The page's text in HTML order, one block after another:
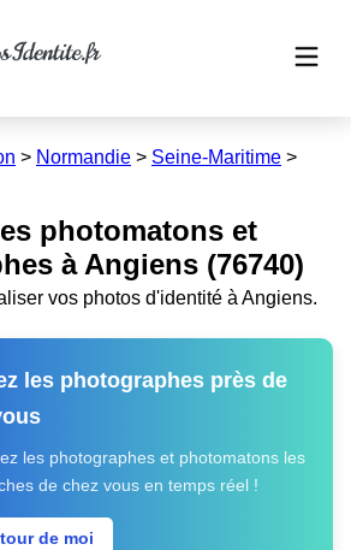
> Normandie > Seine-Maritime >
photomatons et
à Angiens (76740)
vos photos d'identité à Angiens.
les photographes près de
les photographes et photomatons les
de chez vous en temps réel !
de moi